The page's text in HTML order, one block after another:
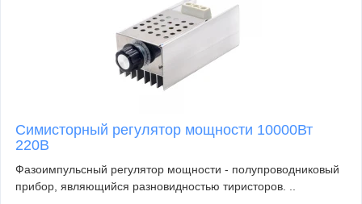
Симисторный регулятор мощности 10000Вт
220В
Фазоимпульсный регулятор мощности - полупроводниковый
прибор, являющийся разновидностью тиристоров. ..